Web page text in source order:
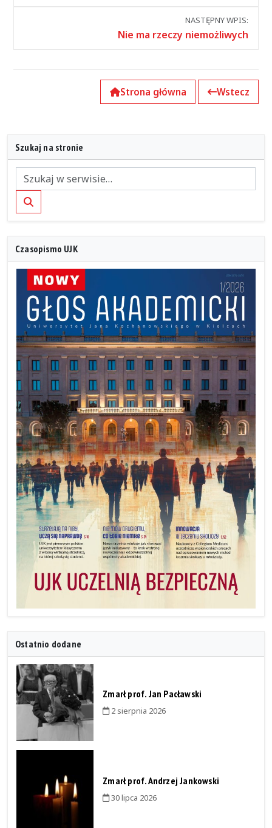
NASTĘPNY WPIS:
Nie ma rzeczy niemożliwych
Strona główna Wstecz
Szukaj na stronie
Szukaj
Czasopismo UJK
Ostatnio dodane
Zmarł prof. Jan Pacławski
2 sierpnia 2026
Zmarł prof. Andrzej Jankowski
30 lipca 2026